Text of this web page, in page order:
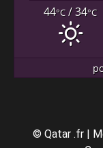
44°C/ 34°C
© Qatar .fr